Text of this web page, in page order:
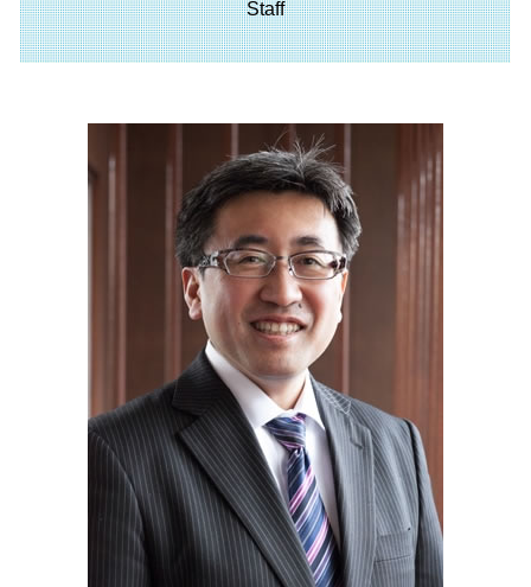
決算月 決め方
起業支援 助成金
ものづくり補助金
吸収 合併 とは
m&a 流れ
事業 譲渡 とは
事業承継税制 わかりやすく
不動産 登記 住所 変更
相続 確定申告
遺産 分割
相続 財産
遺言書 効力 期間
遺産分割協議書 とは
起業支援 横須賀市 税理士
経営革新等支援機関 相模原市 相談
経営革新等支援機関 埼玉県 税理士
相続 横浜市 税理士
補助金申請 横浜市 相談
相続 静岡県 相談
経営革新等支援機関 埼玉県 相談
遺言書 東京都 税理士
補助金申請 神奈川県 税理士
相続 神奈川県 税理士
不動産 神奈川県 税理士
Staff